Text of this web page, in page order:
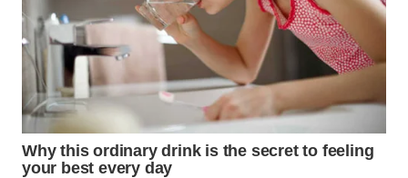
ADVOKAT
WAHANA
INFRASTRUKTUR
WAHANA
KONSUMEN